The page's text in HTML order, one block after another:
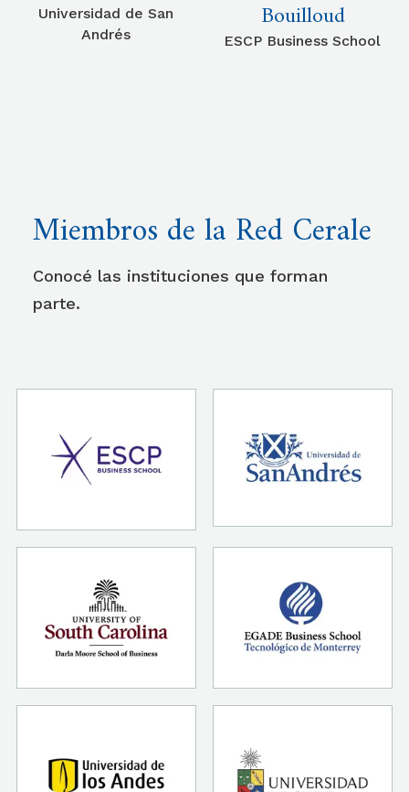
Universidad de San
Andrés
Bouilloud
ESCP Business School
Miembros de la Red Cerale
Conocé las instituciones que forman
parte.